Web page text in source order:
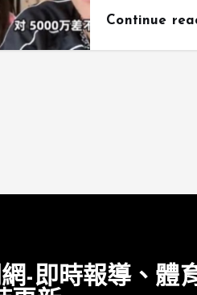
Continue
-即時報導、體